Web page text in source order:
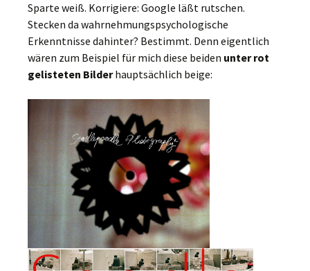
Sparte weiß. Korrigiere: Google läßt rutschen.
Stecken da wahrnehmungspsychologische
Erkenntnisse dahinter? Bestimmt. Denn eigentlich
wären zum Beispiel für mich diese beiden unter rot
gelisteten Bilderhauptsächlich beige: